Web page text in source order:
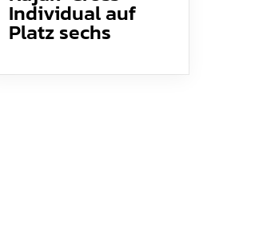
Individual auf
Platz sechs